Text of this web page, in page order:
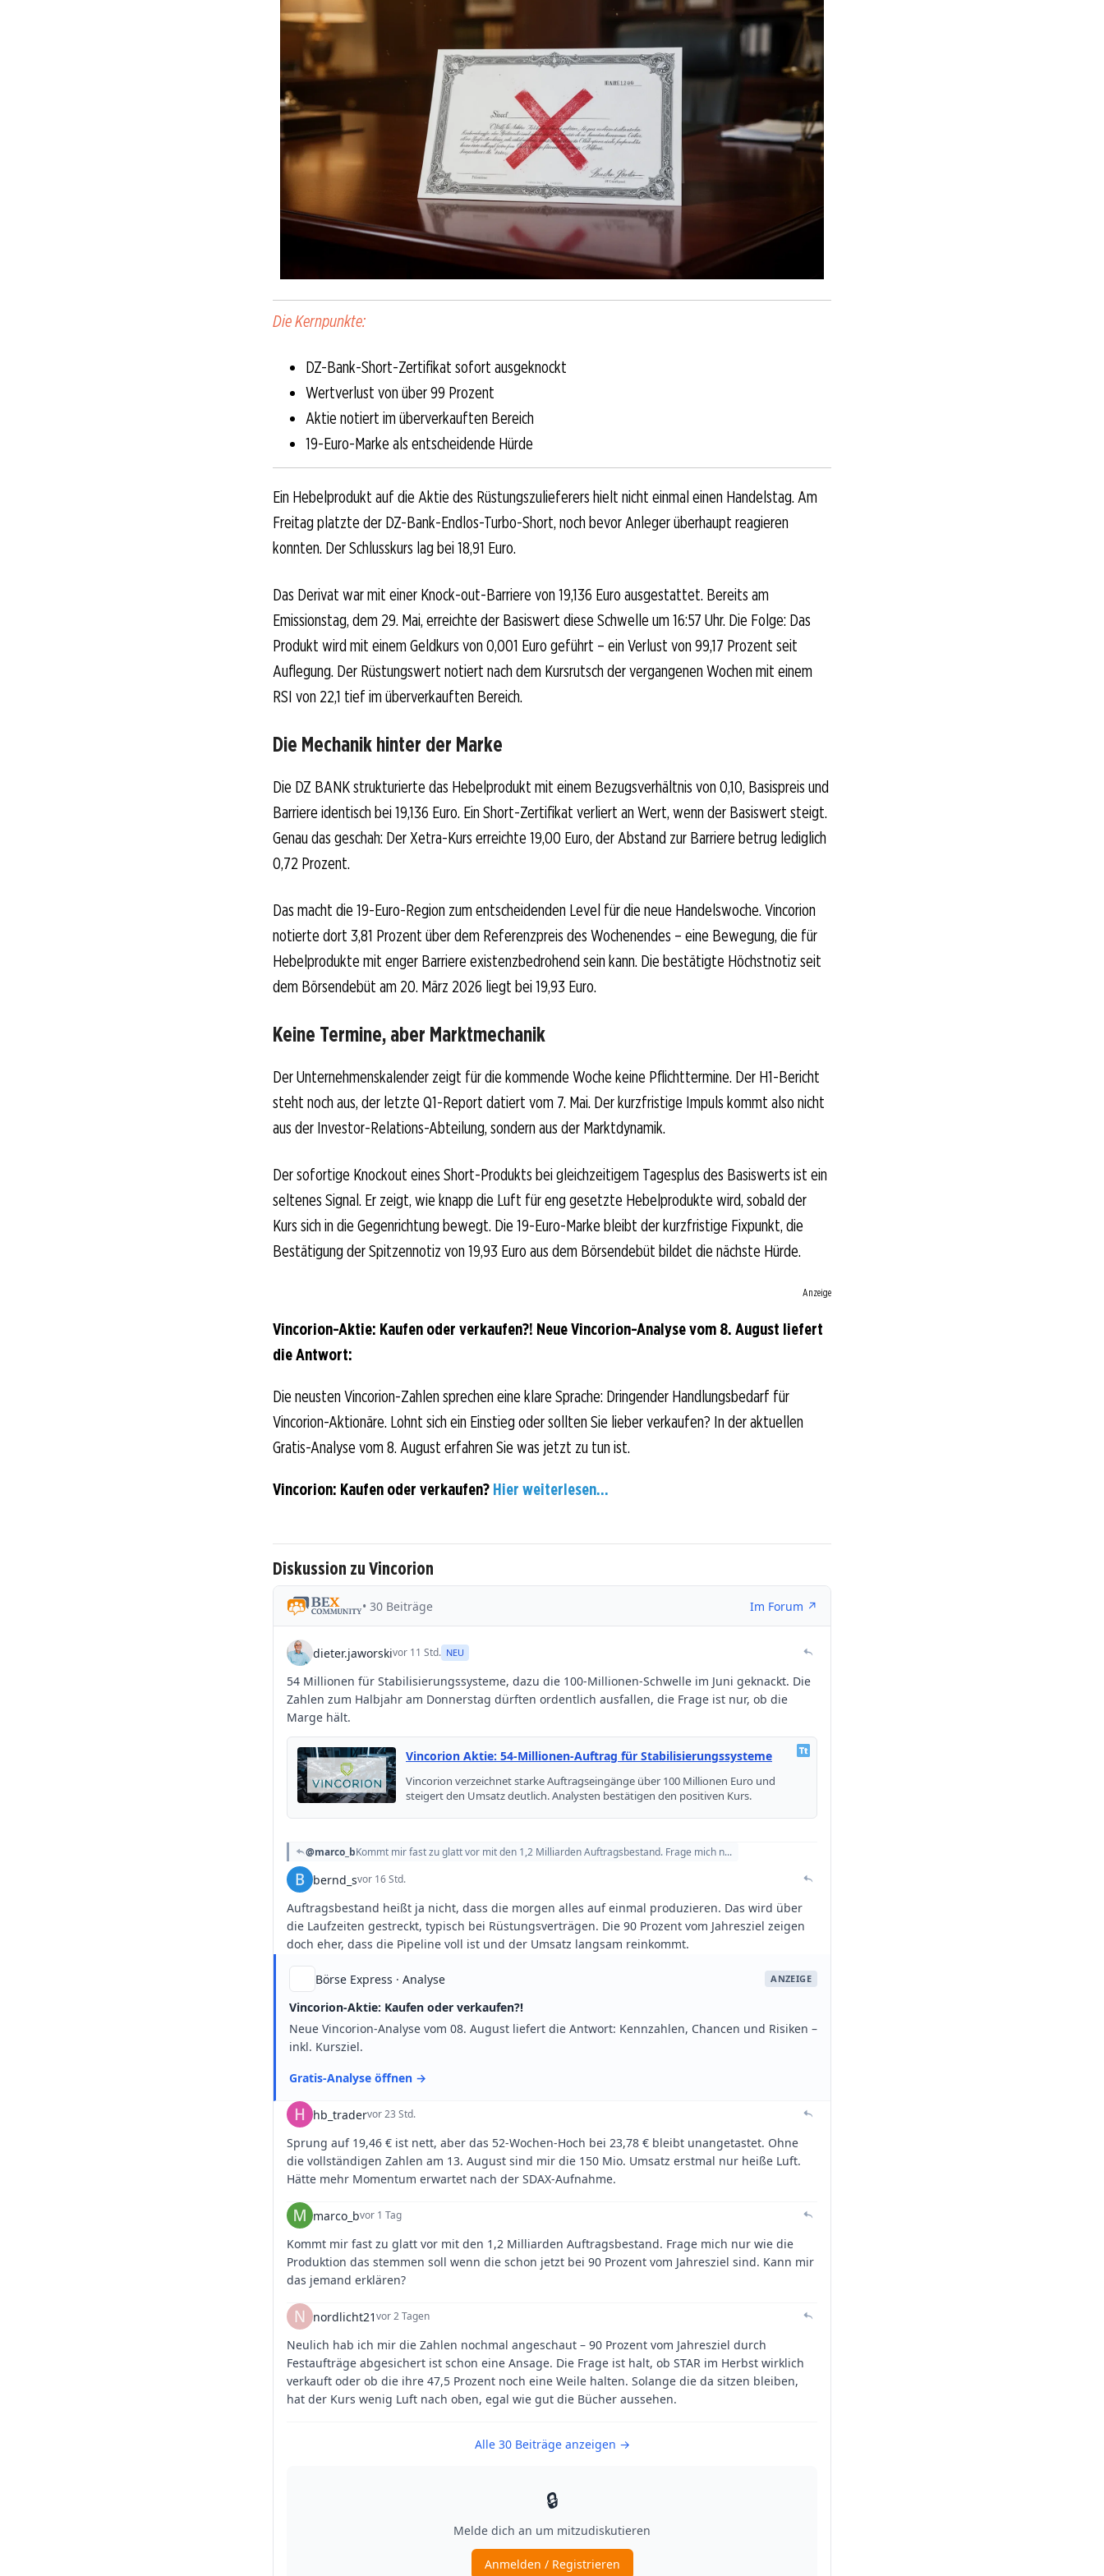
Die Kernpunkte:
DZ-Bank-Short-Zertifikat sofort ausgeknockt
Wertverlust von über 99 Prozent
Aktie notiert im überverkauften Bereich
19-Euro-Marke als entscheidende Hürde
Ein Hebelprodukt auf die Aktie des Rüstungszulieferers hielt nicht einmal einen Handelstag. Am
Freitag platzte der DZ-Bank-Endlos-Turbo-Short, noch bevor Anleger überhaupt reagieren
konnten. Der Schlusskurs lag bei 18,91 Euro.
Das Derivat war mit einer Knock-out-Barriere von 19,136 Euro ausgestattet. Bereits am
Emissionstag, dem 29. Mai, erreichte der Basiswert diese Schwelle um 16:57 Uhr. Die Folge: Das
Produkt wird mit einem Geldkurs von 0,001 Euro geführt – ein Verlust von 99,17 Prozent seit
Auflegung. Der Rüstungswert notiert nach dem Kursrutsch der vergangenen Wochen mit einem
RSI von 22,1 tief im überverkauften Bereich.
Die Mechanik hinter der Marke
Die DZ BANK strukturierte das Hebelprodukt mit einem Bezugsverhältnis von 0,10, Basispreis und
Barriere identisch bei 19,136 Euro. Ein Short-Zertifikat verliert an Wert, wenn der Basiswert steigt.
Genau das geschah: Der Xetra-Kurs erreichte 19,00 Euro, der Abstand zur Barriere betrug lediglich
0,72 Prozent.
Das macht die 19-Euro-Region zum entscheidenden Level für die neue Handelswoche. Vincorion
notierte dort 3,81 Prozent über dem Referenzpreis des Wochenendes – eine Bewegung, die für
Hebelprodukte mit enger Barriere existenzbedrohend sein kann. Die bestätigte Höchstnotiz seit
dem Börsendebüt am 20. März 2026 liegt bei 19,93 Euro.
Keine Termine, aber Marktmechanik
Der Unternehmenskalender zeigt für die kommende Woche keine Pflichttermine. Der H1-Bericht
steht noch aus, der letzte Q1-Report datiert vom 7. Mai. Der kurzfristige Impuls kommt also nicht
aus der Investor-Relations-Abteilung, sondern aus der Marktdynamik.
Der sofortige Knockout eines Short-Produkts bei gleichzeitigem Tagesplus des Basiswerts ist ein
seltenes Signal. Er zeigt, wie knapp die Luft für eng gesetzte Hebelprodukte wird, sobald der
Kurs sich in die Gegenrichtung bewegt. Die 19-Euro-Marke bleibt der kurzfristige Fixpunkt, die
Bestätigung der Spitzennotiz von 19,93 Euro aus dem Börsendebüt bildet die nächste Hürde.
Anzeige
Vincorion-Aktie: Kaufen oder verkaufen?! Neue Vincorion-Analyse vom 8. August liefert
die Antwort:
Die neusten Vincorion-Zahlen sprechen eine klare Sprache: Dringender Handlungsbedarf für
Vincorion-Aktionäre. Lohnt sich ein Einstieg oder sollten Sie lieber verkaufen? In der aktuellen
Gratis-Analyse vom 8. August erfahren Sie was jetzt zu tun ist.
Vincorion: Kaufen oder verkaufen? Hier weiterlesen...
Diskussion zu Vincorion